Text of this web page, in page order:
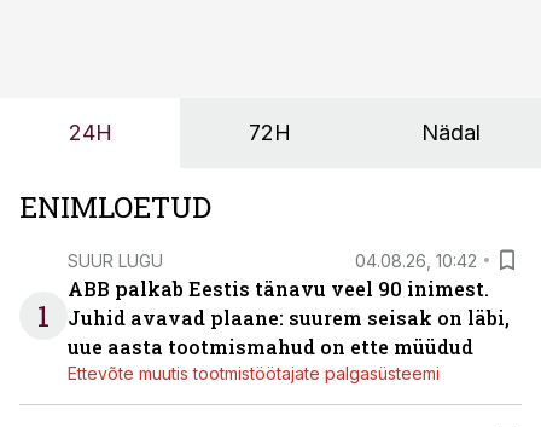
24H 72H Nädal
ENIMLOETUD
1
SUUR LUGU 04.08.26, 10:42
ABB palkab Eestis tänavu veel 90 inimest.
Juhid avavad plaane: suurem seisak on läbi,
uue aasta tootmismahud on ette müüdud
Ettevõte muutis tootmistöötajate palgasüsteemi